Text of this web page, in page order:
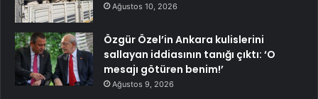
Ağustos 10, 2026
Özgür Özel’in Ankara kulislerini
sallayan iddiasının tanığı çıktı: ‘O
mesajı götüren benim!’
Ağustos 9, 2026